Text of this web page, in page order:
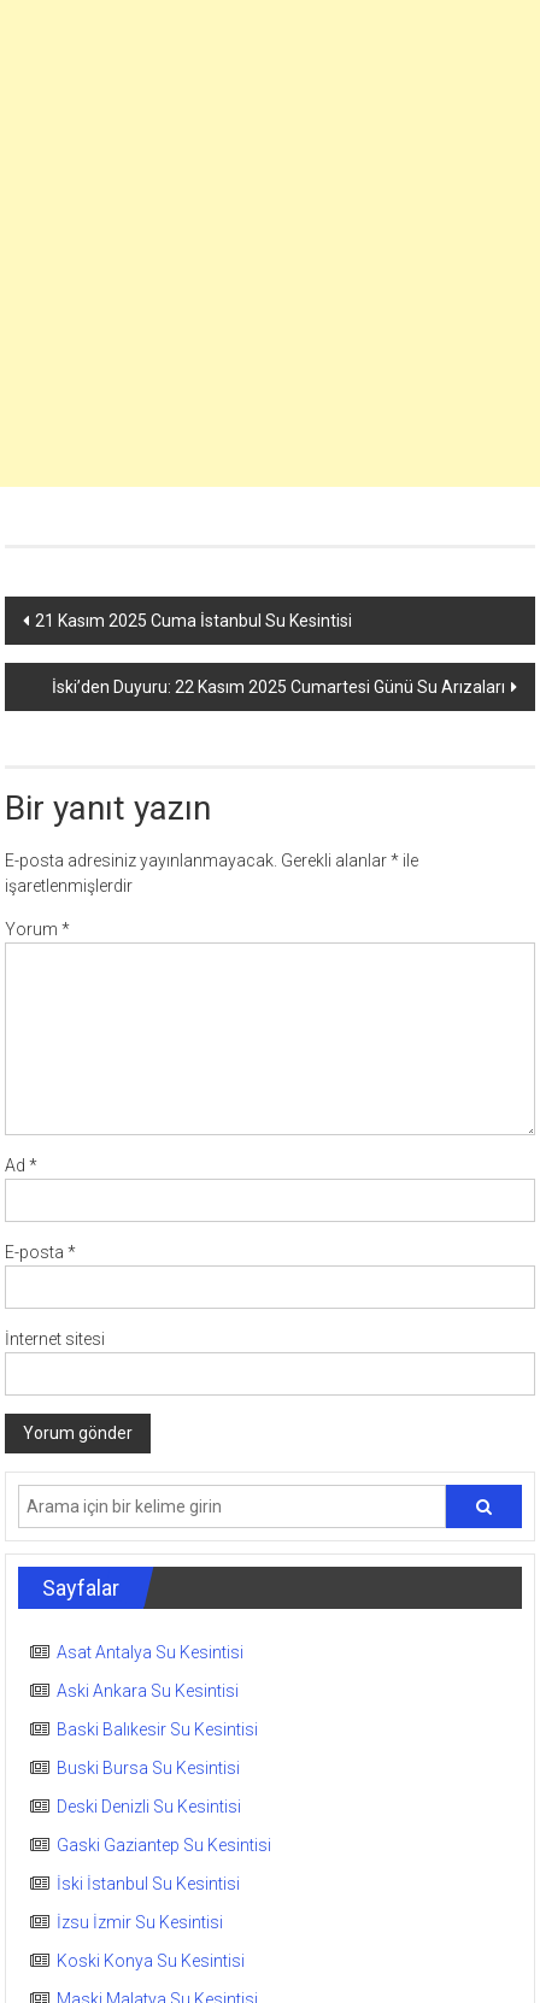
Yazı
dolaşımı
21 Kasım 2025 Cuma İstanbul Su Kesintisi
İski’den Duyuru: 22 Kasım 2025 Cumartesi Günü Su Arızaları
Bir yanıt yazın
E-posta adresiniz yayınlanmayacak. Gerekli alanlar* ile
işaretlenmişlerdir
Yorum*
Ad*
E-posta*
İnternet sitesi
Sayfalar
Asat Antalya Su Kesintisi
Aski Ankara Su Kesintisi
Baski Balıkesir Su Kesintisi
Buski Bursa Su Kesintisi
Deski Denizli Su Kesintisi
Gaski Gaziantep Su Kesintisi
İski İstanbul Su Kesintisi
İzsu İzmir Su Kesintisi
Koski Konya Su Kesintisi